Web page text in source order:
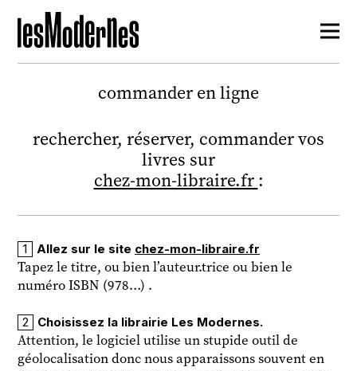
commander en ligne
rechercher, réserver, commander vos
livres sur
chez-mon-libraire.fr :
Allez sur le site chez-mon-libraire.fr
Tapez le titre, ou bien l’auteur.trice ou bien le
numéro ISBN (978…) .
Choisissez la librairie Les Modernes.
Attention, le logiciel utilise un stupide outil de
géolocalisation donc nous apparaissons souvent en